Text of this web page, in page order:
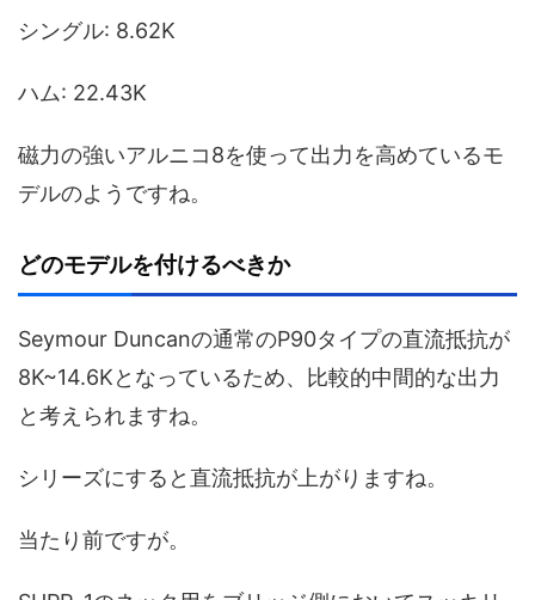
シングル: 8.62K
ハム: 22.43K
磁力の強いアルニコ8を使って出力を高めているモ
デルのようですね。
どのモデルを付けるべきか
Seymour Duncanの通常のP90タイプの直流抵抗が
8K~14.6Kとなっているため、比較的中間的な出力
と考えられますね。
シリーズにすると直流抵抗が上がりますね。
当たり前ですが。